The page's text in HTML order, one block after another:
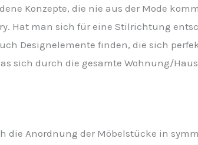
Konzepte, die nie aus der Mode
Hat man sich für eine Stilrichtung
Designelemente finden, die sich
sich durch die gesamte Wohnung/
Anordnung der Möbelstücke in